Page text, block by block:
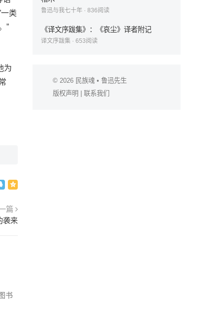
类
”
为
篇
袭来
书
鲁迅与我七十年 · 836阅读
《译文序跋集》：《哀尘》译者附记
译文序跋集 · 653阅读
© 2026 民族魂 • 鲁迅先生
版权声明
联系我们